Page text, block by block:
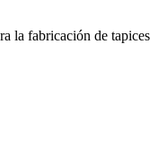
la fabricación de tapices